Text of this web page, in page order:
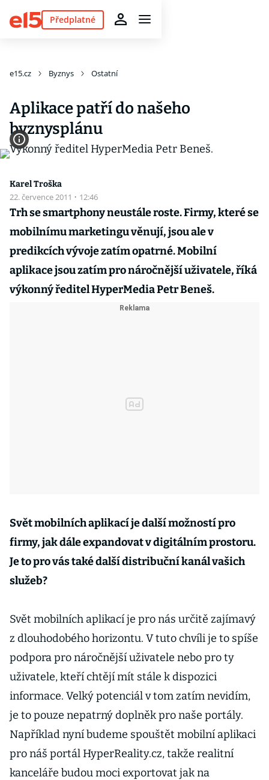
Předplatné
e15.cz Byznys Ostatní
Aplikace patří do našeho
byznysplánu
Karel Troška
22. července 2011 · 12:46
Trh se smartphony neustále roste. Firmy, které se
mobilnímu marketingu věnují, jsou ale v
predikcích vývoje zatím opatrné. Mobilní
aplikace jsou zatím pro náročnější uživatele, říká
výkonný ředitel HyperMedia Petr Beneš.
Svět mobilních aplikací je další možností pro
firmy, jak dále expandovat v digitálním prostoru.
Je to pro vás také další distribuční kanál vašich
služeb?
Svět mobilních aplikací je pro nás určitě zajímavý
z dlouhodobého horizontu. V tuto chvíli je to spíše
podpora pro náročnější uživatele nebo pro ty
uživatele, kteří chtějí mít stále k dispozici
informace. Velký potenciál v tom zatím nevidím,
je to pouze nepatrný doplněk pro naše portály.
Například nyní budeme spouštět mobilní aplikaci
pro náš portál HyperReality.cz, takže realitní
kanceláře budou moci exportovat jak na